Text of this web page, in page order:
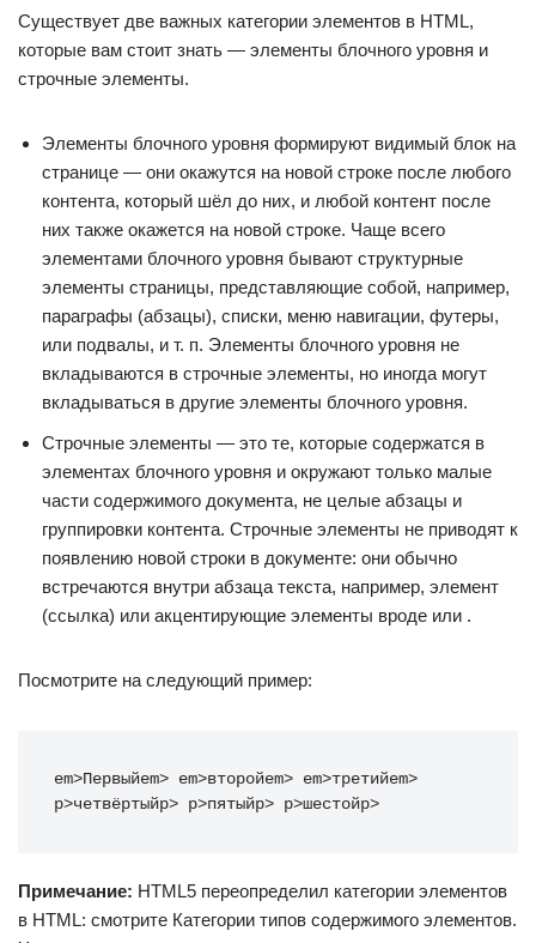
Существует две важных категории элементов в HTML,
которые вам стоит знать — элементы блочного уровня и
строчные элементы.
Элементы блочного уровня формируют видимый блок на
странице — они окажутся на новой строке после любого
контента, который шёл до них, и любой контент после
них также окажется на новой строке. Чаще всего
элементами блочного уровня бывают структурные
элементы страницы, представляющие собой, например,
параграфы (абзацы), списки, меню навигации, футеры,
или подвалы, и т. п. Элементы блочного уровня не
вкладываются в строчные элементы, но иногда могут
вкладываться в другие элементы блочного уровня.
Строчные элементы — это те, которые содержатся в
элементах блочного уровня и окружают только малые
части содержимого документа, не целые абзацы и
группировки контента. Строчные элементы не приводят к
появлению новой строки в документе: они обычно
встречаются внутри абзаца текста, например, элемент
(ссылка) или акцентирующие элементы вроде или .
Посмотрите на следующий пример:
em>Первыйem> em>второйem> em>третийem>
p>четвёртыйp> p>пятыйp> p>шестойp>
Примечание: HTML5 переопределил категории элементов
в HTML: смотрите Категории типов содержимого элементов.